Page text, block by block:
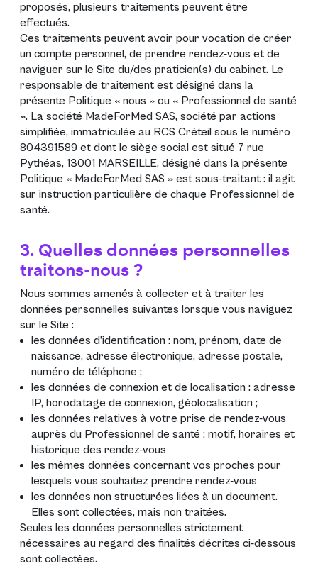
proposés, plusieurs traitements peuvent être
effectués.
Ces traitements peuvent avoir pour vocation de créer
un compte personnel, de prendre rendez-vous et de
naviguer sur le Site du/des praticien(s) du cabinet. Le
responsable de traitement est désigné dans la
présente Politique « nous » ou « Professionnel de santé
». La société MadeForMed SAS, société par actions
simplifiée, immatriculée au RCS Créteil sous le numéro
804391589 et dont le siège social est situé 7 rue
Pythéas, 13001 MARSEILLE, désigné dans la présente
Politique « MadeForMed SAS » est sous-traitant : il agit
sur instruction particulière de chaque Professionnel de
santé.
3. Quelles données personnelles
traitons-nous ?
Nous sommes amenés à collecter et à traiter les
données personnelles suivantes lorsque vous naviguez
sur le Site :
les données d’identification : nom, prénom, date de
naissance, adresse électronique, adresse postale,
numéro de téléphone ;
les données de connexion et de localisation : adresse
IP, horodatage de connexion, géolocalisation ;
les données relatives à votre prise de rendez-vous
auprès du Professionnel de santé : motif, horaires et
historique des rendez-vous
les mêmes données concernant vos proches pour
lesquels vous souhaitez prendre rendez-vous
les données non structurées liées à un document.
Elles sont collectées, mais non traitées.
Seules les données personnelles strictement
nécessaires au regard des finalités décrites ci-dessous
sont collectées.